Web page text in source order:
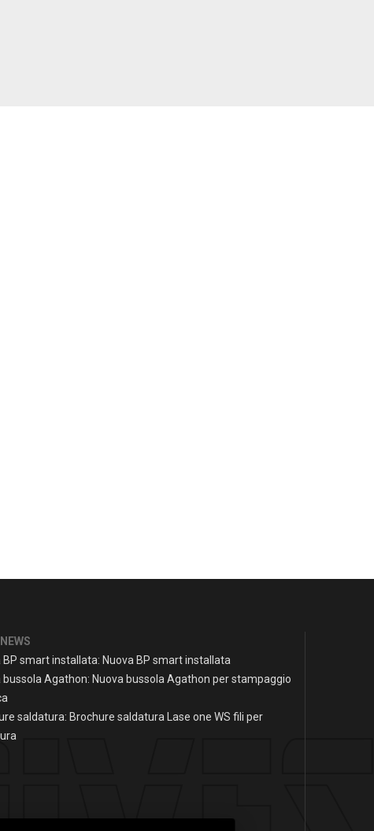
BP smart installata: Nuova BP smart installata
bussola Agathon: Nuova bussola Agathon per stampaggio
saldatura: Brochure saldatura Lase one WS fili per